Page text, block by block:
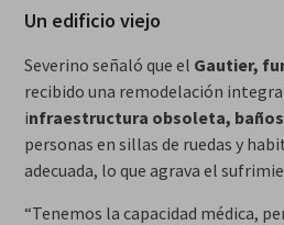
Un edificio viejo
Severino señaló que el Gautier,
recibido una remodelación
infraestructura obsoleta,
personas en sillas de ruedas y
adecuada, lo que agrava el
“Tenemos la capacidad médica,